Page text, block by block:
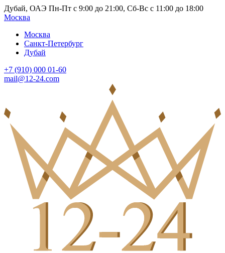
Дубай, ОАЭ Пн-Пт с 9:00 до 21:00, Сб-Вс с 11:00 до 18:00
Москва
Москва
Санкт-Петербург
Дубай
+7 (910) 000 01-60
mail@12-24.com